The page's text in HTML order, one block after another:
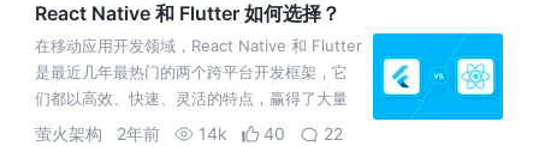
React Native 和 Flutter 如何选择？
在移动应用开发领域，React Native 和 Flutter
是最近几年最热门的两个跨平台开发框架，它
们都以高效、快速、灵活的特点，赢得了大量
开发者的青睐。那么，我们又该如何选择？
萤火架构 2年前 14k 40 22